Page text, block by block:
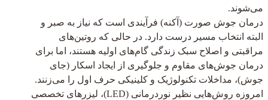
می‌شوند.
درمان جوش صورت (آکنه) فرآیندی است که نیاز به صبر و
البته انتخاب مسیر درست دارد. در حالی که روتین‌های
مراقبتی و اصلاح سبک زندگی گام‌های اولیه هستند، اما برای
درمان جوش‌های مقاوم و جلوگیری از ایجاد اسکار (جای
جوش)، مداخلات تکنولوژیک و کلینیکی حرف اول را می‌زنند.
امروزه روش‌هایی نظیر نوردرمانی (LED)، لیزرهای تخصصی